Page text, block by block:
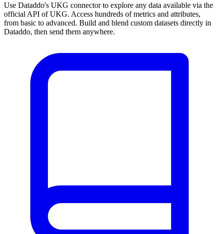
Use Dataddo's UKG connector to explore any data available via the
official API of UKG. Access hundreds of metrics and attributes,
from basic to advanced. Build and blend custom datasets directly in
Dataddo, then send them anywhere.